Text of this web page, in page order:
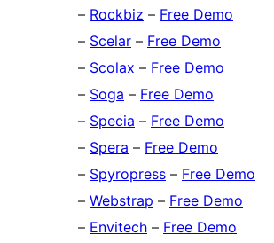
– Rockbiz – Free Demo
– Scelar – Free Demo
– Scolax – Free Demo
– Soga – Free Demo
– Specia – Free Demo
– Spera – Free Demo
– Spyropress – Free Demo
– Webstrap – Free Demo
– Envitech – Free Demo